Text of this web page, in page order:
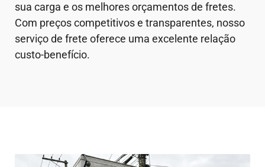
sua carga e os melhores orçamentos de fretes.
Com preços competitivos e transparentes, nosso
serviço de frete oferece uma excelente relação
custo-benefício.